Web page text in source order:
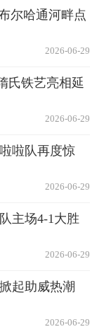
尔哈通河畔点
2026-06-29
氏铁艺亮相延
2026-06-29
啦队再度惊
2026-06-29
主场4-1大胜
2026-06-29
起助威热潮
2026-06-29